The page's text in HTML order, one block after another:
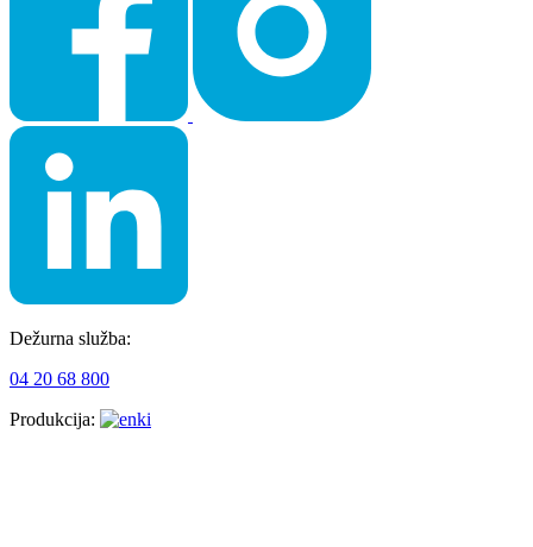
Dežurna služba:
04 20 68 800
Produkcija: